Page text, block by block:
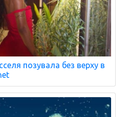
позувала без верху в